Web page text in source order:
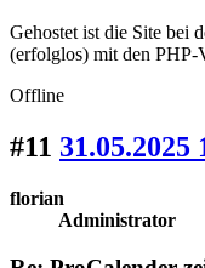
Gehostet ist die Site bei
(erfolglos) mit den PHP-
Offline
#11 31.05.2025
florian
Administrator